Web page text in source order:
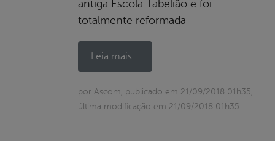
antiga Escola Tabelião e foi
totalmente reformada
Leia mais...
por Ascom, publicado em 21/09/2018 01h35,
última modificação em 21/09/2018 01h35